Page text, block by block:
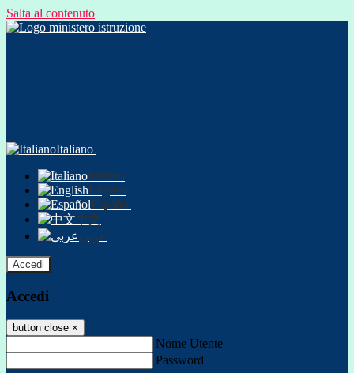
Salta al contenuto
Italiano
Italiano
English
Español
中文
عربى
Accedi
Accedi
button close ×
Nome Utente
Password